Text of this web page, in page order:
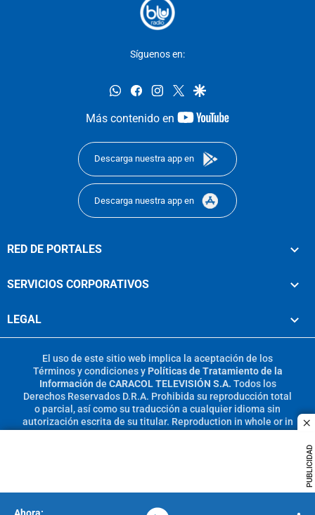
PUBLICIDAD
Síguenos en:
whatsappfacebookinstagram
twittergoogle
Más contenido en
youtube-
Descarga nuestra app en
Descarga nuestra app en
RED DE PORTALES
SERVICIOS CORPORATIVOS
LEGAL
El uso de este sitio web implica la aceptación de los
Términos y condicionesy Políticas de Tratamiento de la
Información de CARACOL TELEVISIÓN S.A. Todos los
Derechos Reservados D.R.A. Prohibida su reproducción total
o parcial, así como su traducción a cualquier idioma sin
autorización escrita de su titular. Reproduction in whole or in